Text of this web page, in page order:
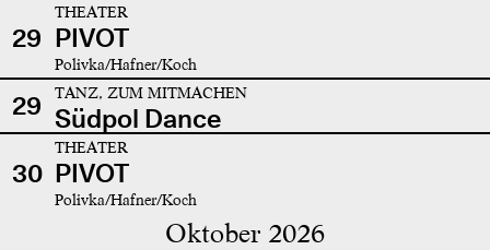
29
THEATER
PIVOT
Polivka/Hafner/Koch
29 TANZ, ZUM MITMACHEN
Südpol Dance
30
THEATER
PIVOT
Polivka/Hafner/Koch
Oktober 2026